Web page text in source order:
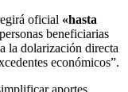
oficial «hasta
beneficiarias
la dolarización directa
económicos”.
aportes